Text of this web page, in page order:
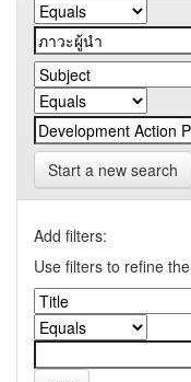
Start a new search
Add filters:
Use filters to refine